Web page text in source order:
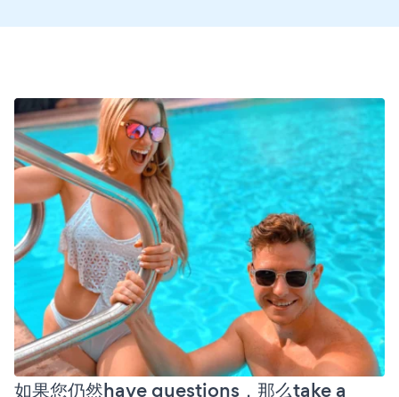
如果您仍然have questions，那么take a